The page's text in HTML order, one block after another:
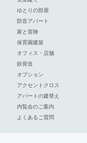
ゆとりの部屋
防音アパート
家と冒険
保育園建築
オフィス・店舗
鉄骨造
オプション
アクセントクロス
アパートの建替え
内覧会のご案内
よくあるご質問